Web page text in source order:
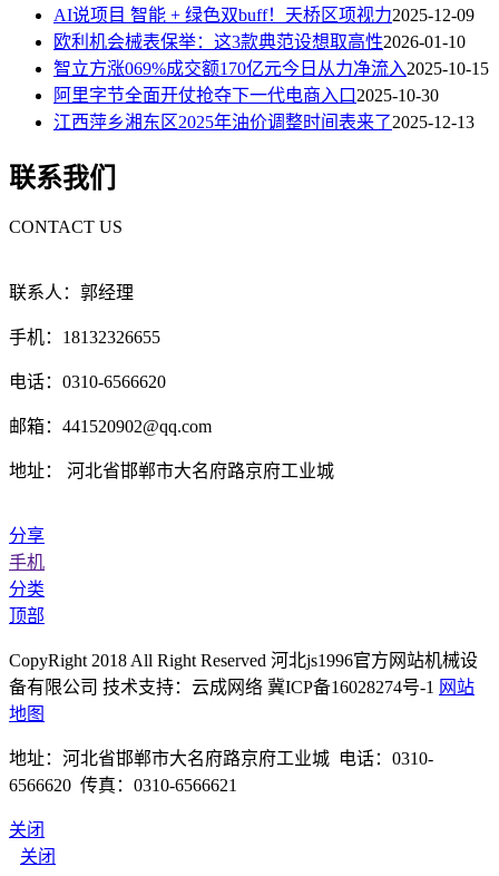
AI说项目 智能 + 绿色双buff！天桥区项视力2025-12-09
欧利机会械表保举：这3款典范设想取高性2026-01-10
智立方涨069%成交额170亿元今日从力净流入2025-10-15
阿里字节全面开仗抢夺下一代电商入口2025-10-30
江西萍乡湘东区2025年油价调整时间表来了2025-12-13
联系我们
CONTACT US
联系人：郭经理
手机：18132326655
电话：0310-6566620
邮箱：441520902@qq.com
地址： 河北省邯郸市大名府路京府工业城
分享
手机
分类
顶部
CopyRight 2018 All Right Reserved 河北js1996官方网站机械设
备有限公司 技术支持：云成网络 冀ICP备16028274号-1 网站
地图
地址：河北省邯郸市大名府路京府工业城 电话：0310-
6566620 传真：0310-6566621
关闭
关闭